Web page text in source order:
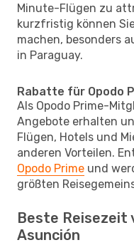
Minute-Flügen zu
kurzfristig können
machen, besonders
in Paraguay.
Rabatte für Opodo
Als Opodo Prime-
Angebote erhalten
Flügen, Hotels und
anderen Vorteilen.
Opodo Prime und
größten
Beste Reisezeit
Asunción